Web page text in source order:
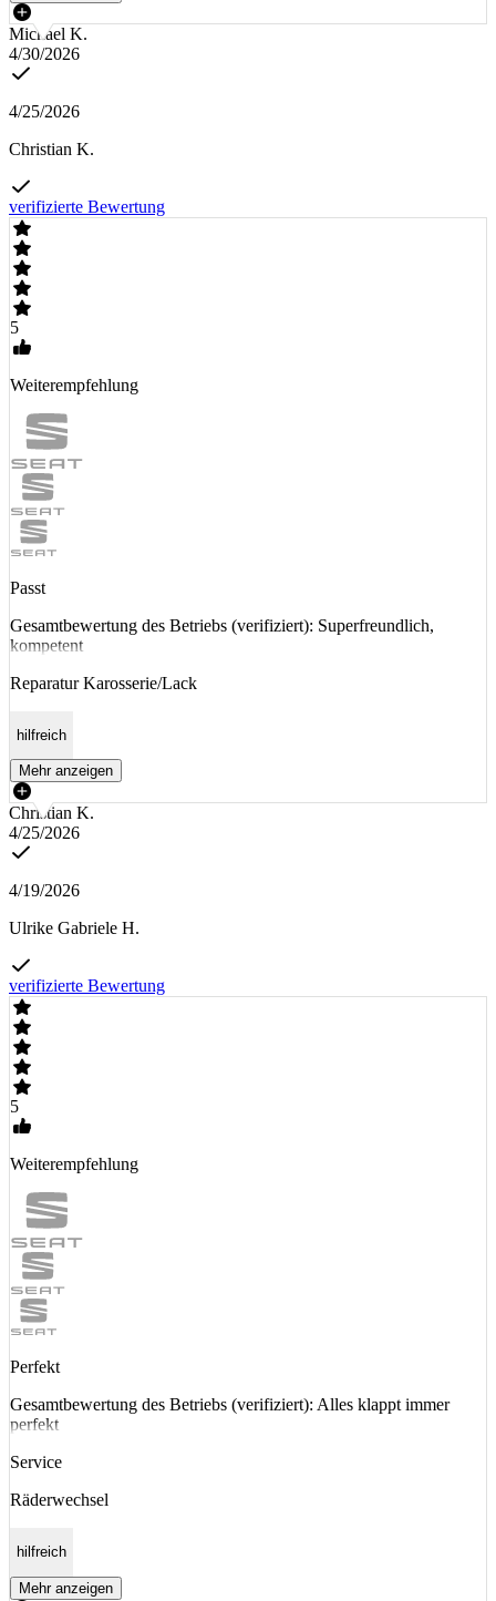
Michael K.
4/30/2026
4/25/2026
Christian K.
verifizierte Bewertung
5
Weiterempfehlung
Passt
Gesamtbewertung des Betriebs (verifiziert): Superfreundlich,
kompetent
Reparatur Karosserie/Lack
hilfreich
Mehr anzeigen
Christian K.
4/25/2026
4/19/2026
Ulrike Gabriele H.
verifizierte Bewertung
5
Weiterempfehlung
Perfekt
Gesamtbewertung des Betriebs (verifiziert): Alles klappt immer
perfekt
Service
Räderwechsel
hilfreich
Mehr anzeigen